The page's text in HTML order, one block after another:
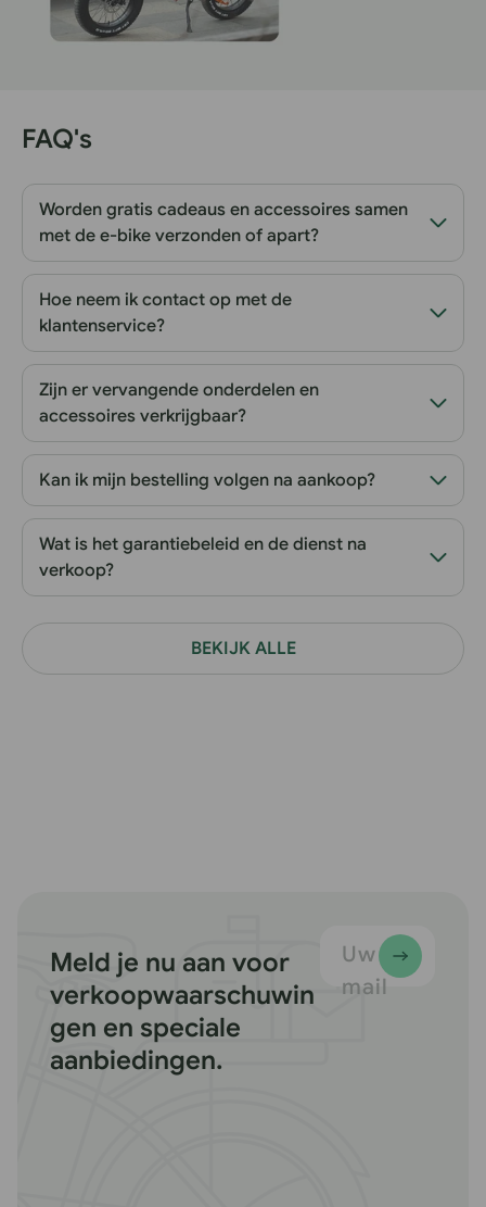
FAQ's
Worden gratis cadeaus en accessoires samen
met de e-bike verzonden of apart?
Hoe neem ik contact op met de
klantenservice?
Zijn er vervangende onderdelen en
accessoires verkrijgbaar?
Kan ik mijn bestelling volgen na aankoop?
Wat is het garantiebeleid en de dienst na
verkoop?
BEKIJK ALLE
Meld je nu aan voor
verkoopwaarschuwin
gen en speciale
aanbiedingen.
Uw e-
mail